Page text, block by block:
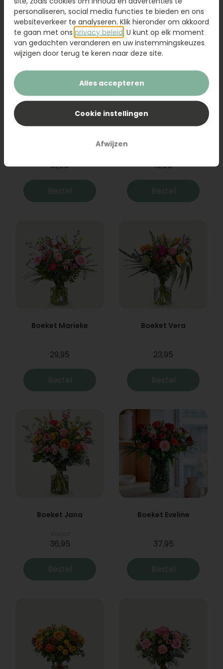
31,95
Bestel
19,95
Bestel
Boeket Marieke
29,95
Bestel
Boeket Vera
23,95
Bestel
Boeket Jana
36,95
Bestel
Boeket Eveline
37,95
Bestel
personaliseren, social media functies te bieden en ons
websiteverkeer te analyseren. Klik hieronder om akkoord
te gaan met ons privacy beleid . U kunt op elk moment
van gedachten veranderen en uw instemmingskeuzes
wijzigen door terug te keren naar deze site.
Alles accepteren
Cookie instellingen
Afwijzen